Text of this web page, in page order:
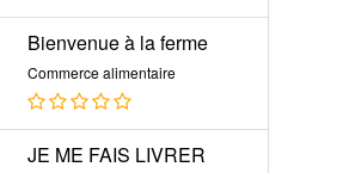
Bienvenue à la ferme
Commerce alimentaire
JE ME FAIS LIVRER